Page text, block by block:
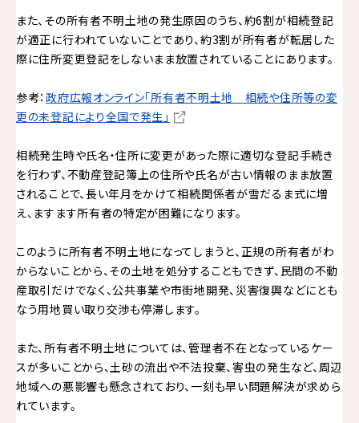
また、その所有者不明土地の発生原因のうち、約6割が相続登記
が適正に行われていないことであり、約3割が所有者が転居した
際に住所変更登記をしないまま放置されていることにあります。
参考：政府広報オンライン「所有者不明土地 相続や住所等の変
更の未登記により全国で発生」
相続発生時や氏名・住所に変更があった際に適切な登記手続き
を行わず、不動産登記簿上の住所や氏名が古い情報のまま放置
されることで、長い年月をかけて相続関係者が雪だるま式に増
え、ますます所有者の特定が困難になります。
このように所有者不明土地になってしまうと、正規の所有者がわ
からないことから、その土地を処分することもできず、民間の不動
産取引だけでなく、公共事業や市街地開発、災害復興などにとも
なう用地買い取り交渉も停滞します。
また、所有者不明土地については、管理者不在となっているケー
スが多いことから、土砂の流出や不法投棄、害虫の発生など、周辺
地域への悪影響も懸念されており、一刻も早い問題解決が求めら
れています。